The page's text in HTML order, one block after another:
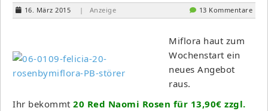
16. März 2015 | Anzeige 13 Kommentare
Miflora haut zum
Wochenstart ein
neues Angebot
raus.
Ihr bekommt 20 Red Naomi Rosen für 13,90€ zzgl.